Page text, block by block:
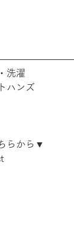
洗濯
ハンズ
らから▼